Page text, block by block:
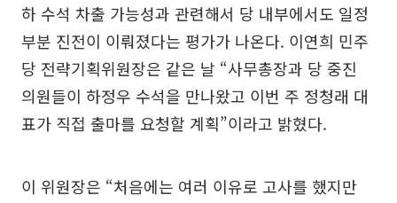
하 수석 차출 가능성과 관련해서 당 내부에서도 일정
부분 진전이 이뤄졌다는 평가가 나온다. 이연희 민주
당 전략기획위원장은 같은 날 “사무총장과 당 중진
의원들이 하정우 수석을 만나왔고 이번 주 정청래 대
표가 직접 출마를 요청할 계획”이라고 밝혔다.
이 위원장은 “처음에는 여러 이유로 고사를 했지만